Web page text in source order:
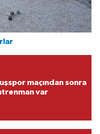
maçından sonra
var